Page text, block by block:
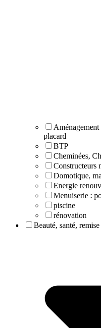
placard
BTP
Cheminées,
Constructeurs
Domotique,
Energie
Menuiserie :
piscine
rénovation
Beauté, santé,